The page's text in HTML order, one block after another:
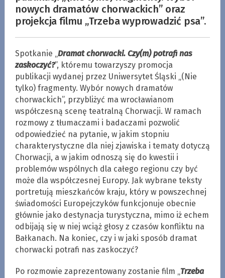
nowych dramatów chorwackich” oraz
projekcja filmu „Trzeba wyprowadzić psa”.
Spotkanie „ Dramat chorwacki. Czy(m) potrafi nas
zaskoczyć?”, któremu towarzyszy promocja
publikacji wydanej przez Uniwersytet Śląski „(Nie
tylko) fragmenty. Wybór nowych dramatów
chorwackich”, przybliżyć ma wrocławianom
współczesną scenę teatralną Chorwacji. W ramach
rozmowy z tłumaczami i badaczami pozwolić
odpowiedzieć na pytanie, w jakim stopniu
charakterystyczne dla niej zjawiska i tematy dotyczą
Chorwacji, a w jakim odnoszą się do kwestii i
problemów wspólnych dla całego regionu czy być
może dla współczesnej Europy. Jak wybrane teksty
portretują mieszkańców kraju, który w powszechnej
świadomości Europejczyków funkcjonuje obecnie
głównie jako destynacja turystyczna, mimo iż echem
odbijają się w niej wciąż głosy z czasów konfliktu na
Bałkanach. Na koniec, czy i w jaki sposób dramat
chorwacki potrafi nas zaskoczyć?
Po rozmowie zaprezentowany zostanie film „ Trzeba